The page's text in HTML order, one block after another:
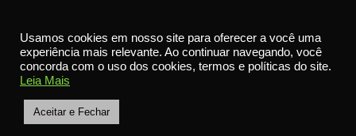
direitos reservados
Av. Professor Justino Alberto Tietbohl, 498 – Centro –
Usamos cookies em nosso site para oferecer a você uma
experiência mais relevante. Ao continuar navegando, você
concorda com o uso dos cookies, termos e políticas do site.
Leia Mais
Aceitar e Fechar